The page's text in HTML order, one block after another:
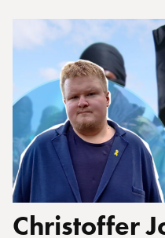
Christoffer